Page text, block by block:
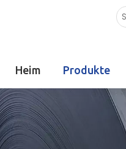
Heim Produkte